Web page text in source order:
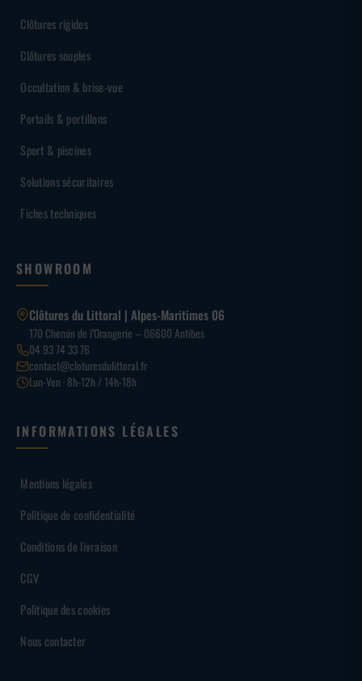
Clôtures rigides
Clôtures souples
Occultation & brise-vue
Portails & portillons
Sport & piscines
Solutions sécuritaires
Fiches techniques
SHOWROOM
Clôtures du Littoral | Alpes-Maritimes 06
170 Chemin de l’Orangerie – 06600 Antibes
04 93 74 33 76
contact@cloturesdulittoral.fr
Lun-Ven · 8h-12h / 14h-18h
INFORMATIONS LÉGALES
Mentions légales
Politique de confidentialité
Conditions de livraison
CGV
Politique des cookies
Nous contacter